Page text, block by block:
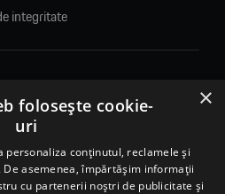
integritate
Toate drepturile rezervate.
SRL
2, Voluntari, jud.Ilfov - sediu
×
folosește cookie-
uri
personaliza conținutul, reclamele și
asemenea, împărtășim informații
cu partenerii noștri de publicitate și